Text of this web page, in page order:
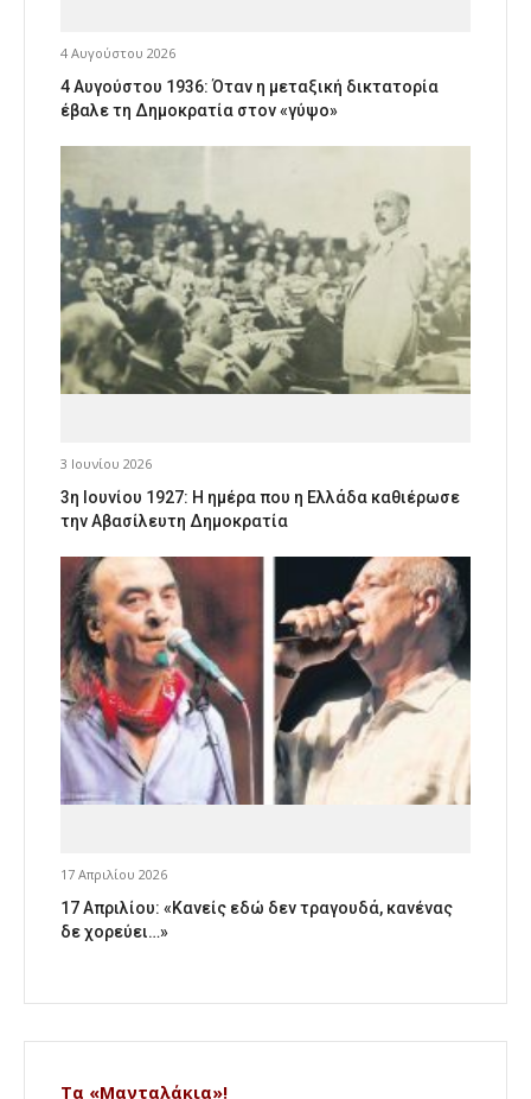
4 Αυγούστου 2026
4 Αυγούστου 1936: Όταν η μεταξική δικτατορία
έβαλε τη Δημοκρατία στον «γύψο»
3 Ιουνίου 2026
3η Ιουνίου 1927: Η ημέρα που η Ελλάδα καθιέρωσε
την Αβασίλευτη Δημοκρατία
17 Απριλίου 2026
17 Απριλίου: «Κανείς εδώ δεν τραγουδά, κανένας
δε χορεύει…»
Τα «Μανταλάκια»!